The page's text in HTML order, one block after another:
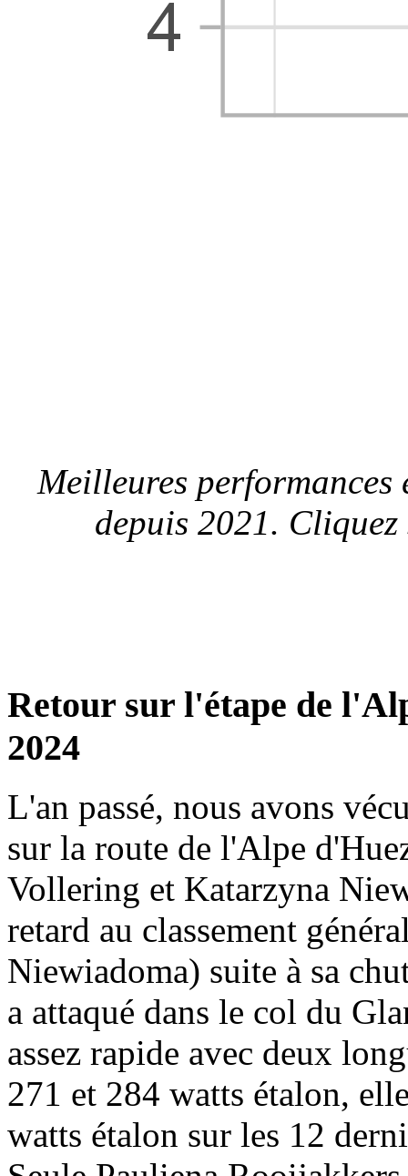
Meilleures
depuis 2021.
Retour sur l'étape de
2024
L'an passé, nous avons
sur la route de l'Alpe
Vollering et Katarzyna
retard au classement
Niewiadoma) suite à sa
a attaqué dans le col du
assez rapide avec deux
271 et 284 watts étalon,
watts étalon sur les 12